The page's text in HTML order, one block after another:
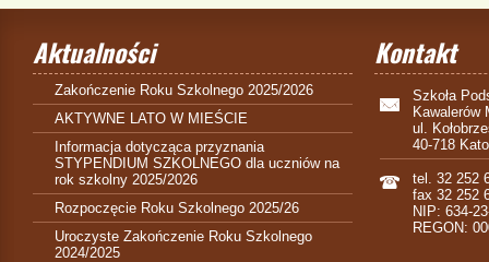
Aktualności
Zakończenie Roku Szkolnego 2025/2026
AKTYWNE LATO W MIEŚCIE
Informacja dotycząca przyznania
STYPENDIUM SZKOLNEGO dla uczniów na
rok szkolny 2025/2026
Rozpoczęcie Roku Szkolnego 2025/26
Uroczyste Zakończenie Roku Szkolnego
2024/2025
Kontakt
Szkoła
Kawalerów
ul.
40-718
tel. 32 252
fax 32 252
NIP: 634-
REGON: